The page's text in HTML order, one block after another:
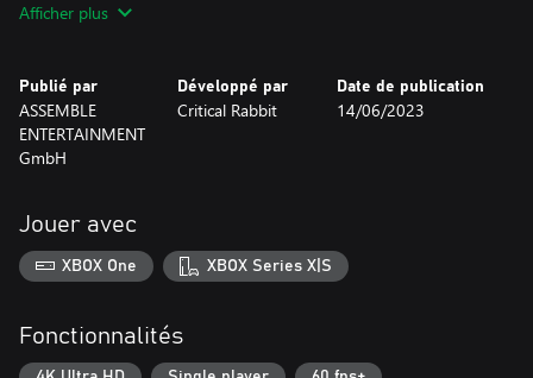
comptoir du pub du coin, profitez d'une petite promenade en
Collègues et amis
Partez à la rencontre de médecins chevronnés et d'infirmiers
bienveillants. Faites-vous des amis avec Finley et tissez des liens
avec les habitants de Porcupine. Faites évoluer l'histoire à l'aide
drôles. Vous pourrez choisir vos réponses et influer sur vos
relations avec les autres.
Empathie et compétences
en plus sur leurs symptômes en discutant avec eux. Mettez vos
Afficher plus
Publié par
ASSEMBLE
ENTERTAINMENT
GmbH
Développé par
Critical Rabbit
Date de publication
14/06/2023
Jouer avec
XBOX One XBOX Series X|S
Fonctionnalités